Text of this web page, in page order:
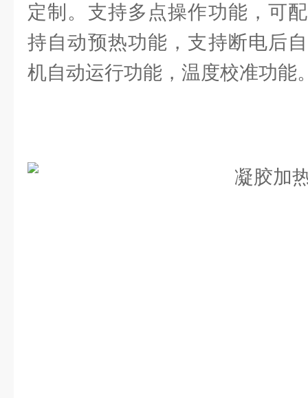
定制。支持多点操作功能，可
持自动预热功能，支持断电后
机自动运行功能，温度校准功能